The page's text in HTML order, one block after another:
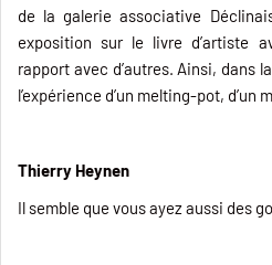
de la galerie associative
exposition sur le livre d’artiste
rapport avec d’autres. Ainsi, dans
l’expérience d’un melting-pot,
Thierry Heynen
Il semble que vous ayez aussi des